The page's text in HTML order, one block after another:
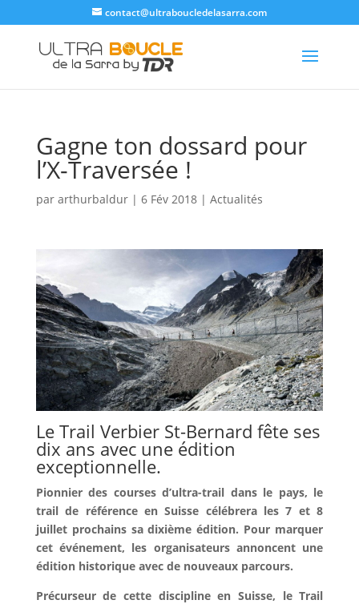
contact@ultraboucledelasarra.com
Gagne ton dossard pour
l’X-Traversée !
par arthurbaldur| 6 Fév 2018| Actualités
Le Trail Verbier St-Bernard fête ses
dix ans avec une édition
exceptionnelle.
Pionnier des courses d’ultra-trail dans le pays, le
trail de référence en Suisse célébrera les 7 et 8
juillet prochains sa dixième édition. Pour marquer
cet événement, les organisateurs annoncent une
édition historique avec de nouveaux parcours.
Précurseur de cette discipline en Suisse, le Trail